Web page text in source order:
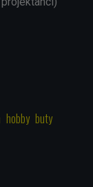
hobby buty